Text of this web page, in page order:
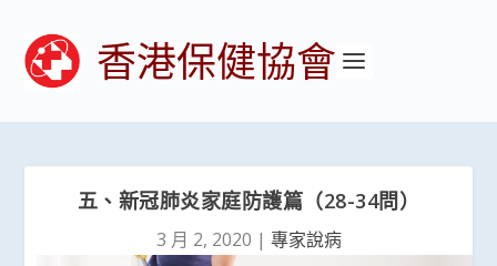
香港保健協會
五、新冠肺炎家庭防護篇（28-34問）
3 月 2, 2020 | 專家說病